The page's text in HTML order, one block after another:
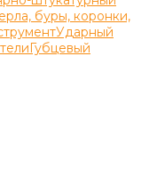
буры, коронки,
Ударный
Губцевый